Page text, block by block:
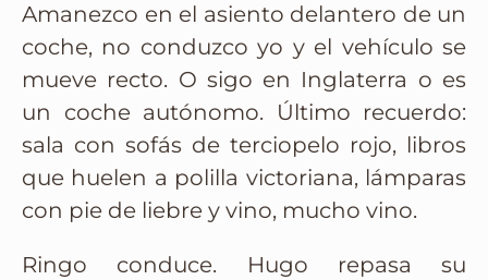
Amanezco en el asiento delantero de un
coche, no conduzco yo y el vehículo se
mueve recto. O sigo en Inglaterra o es
un coche autónomo. Último recuerdo:
sala con sofás de terciopelo rojo, libros
que huelen a polilla victoriana, lámparas
con pie de liebre y vino, mucho vino.
Ringo conduce. Hugo repasa su